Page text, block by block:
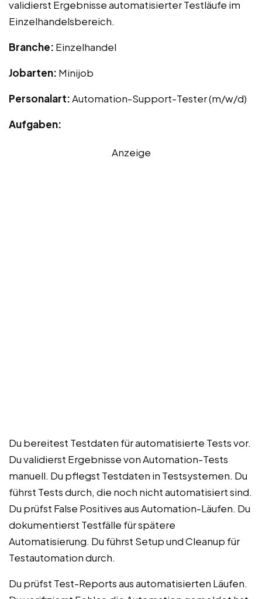
validierst Ergebnisse automatisierter Testläufe im
Einzelhandelsbereich.
Branche: Einzelhandel
Jobarten: Minijob
Personalart:Automation-Support-Tester (m/w/d)
Aufgaben:
Anzeige
Du bereitest Testdaten für automatisierte Tests vor.
Du validierst Ergebnisse von Automation-Tests
manuell. Du pflegst Testdaten in Testsystemen. Du
führst Tests durch, die noch nicht automatisiert sind.
Du prüfst False Positives aus Automation-Läufen. Du
dokumentierst Testfälle für spätere
Automatisierung. Du führst Setup und Cleanup für
Testautomation durch.
Du prüfst Test-Reports aus automatisierten Läufen.